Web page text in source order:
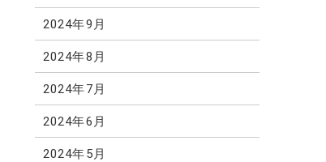
2024年9月
2024年8月
2024年7月
2024年6月
2024年5月